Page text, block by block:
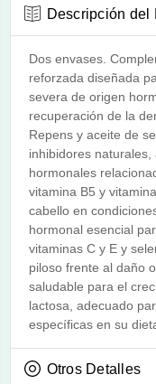
Descripción del
Dos envases.
reforzada diseñada
severa de origen
recuperación de la
Repens y aceite de
inhibidores
hormonales
vitamina B5 y
cabello en
hormonal esencial
vitaminas C y E y
piloso frente al daño
saludable para el
lactosa, adecuado
específicas en su
Otros Detalles